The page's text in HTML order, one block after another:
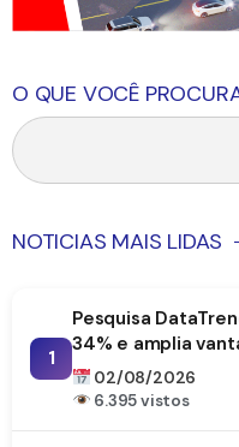
O QUE VOCÊ
NOTICIAS MAIS LIDAS
1
Pesquisa
34% e amplia
da Paraíba
02/08/2026
6.395 vistos